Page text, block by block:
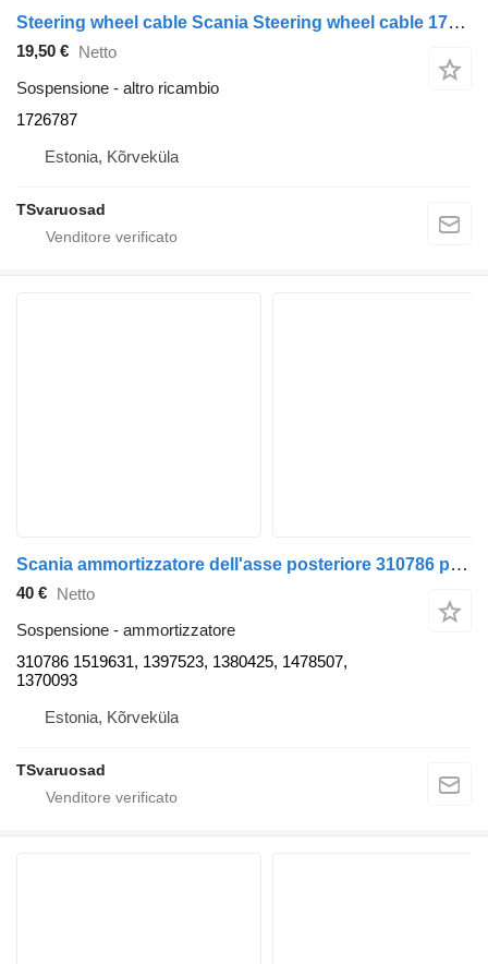
Steering wheel cable Scania Steering wheel cable 1726787 per trattore stradale Scania P230
19,50 € Netto
Sospensione - altro ricambio
1726787
Estonia, Kõrveküla
TSvaruosad
Scania ammortizzatore dell'asse posteriore 310786 per trattore stradale Scania P380
40 € Netto
Sospensione - ammortizzatore
310786 1519631, 1397523, 1380425, 1478507,
1370093
Estonia, Kõrveküla
TSvaruosad